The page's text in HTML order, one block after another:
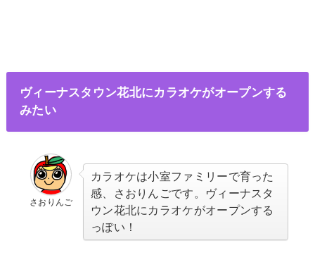
ヴィーナスタウン花北にカラオケがオープンする
みたい
さおりんご
カラオケは小室ファミリーで育った
感、さおりんごです。ヴィーナスタ
ウン花北にカラオケがオープンする
っぽい！